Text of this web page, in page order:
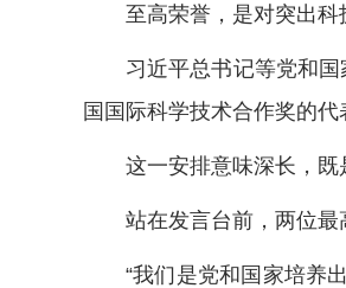
至高荣誉，是对突出科
习近平总书记等党和国家
国国际科学技术合作奖的代
这一安排意味深长，既
站在发言台前，两位最
“我们是党和国家培养出